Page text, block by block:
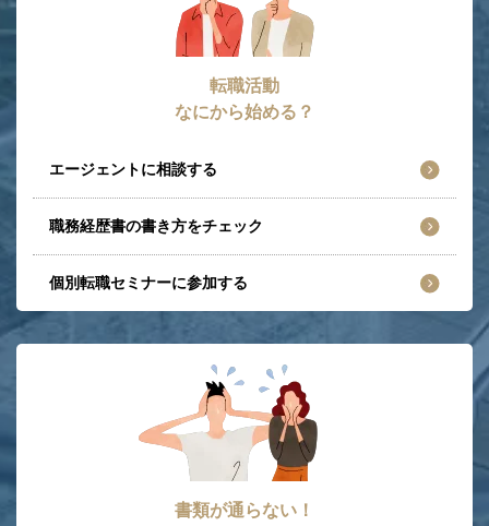
転職活動
なにから始める？
エージェントに相談する
職務経歴書の書き方をチェック
個別転職セミナーに参加する
書類が通らない！